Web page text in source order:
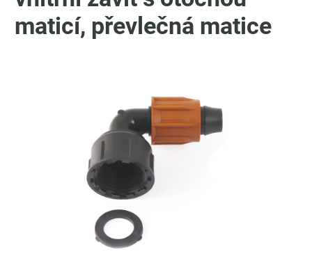
maticí, převlečná matice